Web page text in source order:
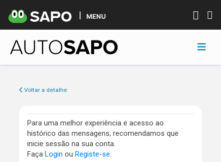
MENU
Voltar a detalhe
Para uma melhor experiência e acesso ao
histórico das mensagens, recomendamos que
inicie sessão na sua conta.
Faça Login ou Registe-se.